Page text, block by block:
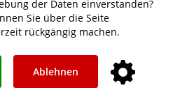
der Daten einverstanden?
Sie über die Seite
rückgängig machen.
Ablehnen
LinkedIn